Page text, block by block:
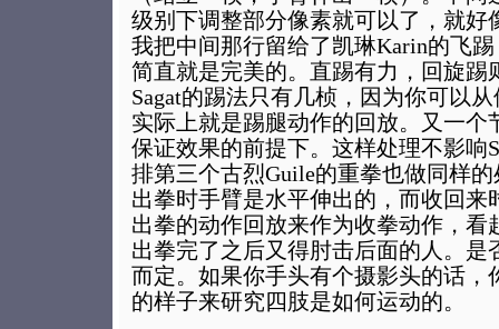
级别下调整部分像素就可以了，就
我把中间那行留给了凯琳Karin的飞
简直就是完美的。直踢有力，回旋踢
Sagat的踢法只有几桢，因为你可以
实际上就是踢腿动作的回放。又一
保证效果的前提下。这样处理不影响
排第三个古烈Guile的重拳也做同样
出拳时手臂是水平伸出的，而收回
出拳的动作回放来作为收拳动作，
出拳完了之后又得肘击后面的人。
而定。如果你手头有个摄影头的话
的样子来研究四肢是如何运动的。